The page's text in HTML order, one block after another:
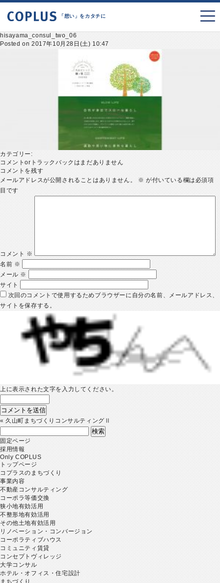
「想い」をカタチに
hisayama_consul_two_06
Posted on 2017年10月28日(土) 10:47
カテゴリー:
コメントorトラックバックはまだありません
コメントを残す
メールアドレスが公開されることはありません。
※ が付いている欄は必須項
目です
コメント ※
名前 ※
メール ※
サイト
次回のコメントで使用するためブラウザーに自分の名前、メールアドレス、
サイトを保存する。
上に表示された文字を入力してください。
« 久山町まちづくりコンサルティングⅡ
索:
固定ページ
採用情報
Only COPLUS
トップページ
コプラスのまちづくり
事業内容
不動産コンサルティング
コーポラ等価交換
狭小地有効活用
不整形地有効活用
その他土地有効活用
リノベーション・コンバージョン
コーポラティブハウス
コミュニティ賃貸
コンセプトヴィレッジ
大学コンサル
ホテル・オフィス・住宅設計
まちづくり